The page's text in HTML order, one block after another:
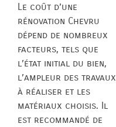
Le coût d’une
rénovation Chevru
dépend de nombreux
facteurs, tels que
l’état initial du bien,
l’ampleur des travaux
à réaliser et les
matériaux choisis. Il
est recommandé de